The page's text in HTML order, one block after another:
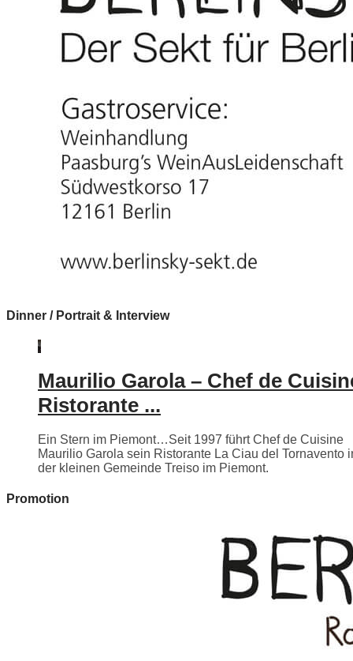
Dinner / Portrait & Interview
Maurilio Garola – Chef de
Ristorante ...
Ein Stern im Piemont…Seit 1997 führt Chef de Cuisine
Maurilio Garola sein Ristorante La Ciau del Tornavento
der kleinen Gemeinde Treiso im Piemont.
Promotion